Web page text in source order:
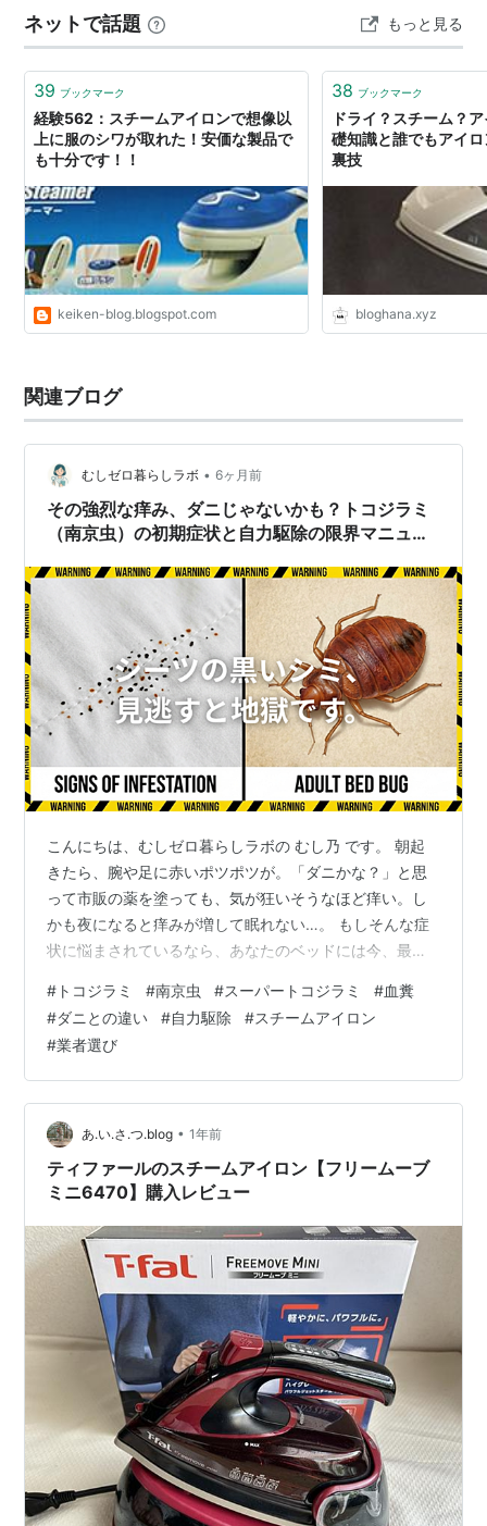
舌の奥の方は上手く磨けておらず、オエッてなるので修
行が必要かなと思い…
ネットで話題 もっと見る
39 ブックマーク
経験562：スチームアイロンで想像以
上に服のシワが取れた！安価な製品で
も十分です！！
keiken-blog.blogspot.com
38 ブックマーク
ドライ？スチーム？
礎知識と誰でもアイ
裏技
bloghana.xyz
関連ブログ
むしゼロ暮らしラボ • 6ヶ月前
その強烈な痒み、ダニじゃないかも？トコジラミ
（南京虫）の初期症状と自力駆除の限界マニュア
こんにちは、むしゼロ暮らしラボの むし乃 です。 朝起
きたら、腕や足に赤いポツポツが。「ダニかな？」と思
って市販の薬を塗っても、気が狂いそうなほど痒い。し
かも夜になると痒みが増して眠れない…。 もしそんな症
状に悩まされているなら、あなたのベッドには今、最も
能性が高いです。 近年、インバウンド（外国人観光客）
の増加に伴い、ホテルや電車から無意識に自宅へ持ち帰
ってしまうケースが爆発的に増えています。さらに絶望
的なことに、現在のトコジラミの大半は普通の殺虫剤が
全く効かない「スーパートコジラミ」に進化していま
す。 この記事では、被害をこれ以上拡大させな…
# トコジラミ #南京虫 #スーパートコジラミ #血糞
#ダニとの違い #自力駆除 #スチームアイロン
#業者選び
あ.い.さ.つ.blog • 1年前
ティファールのスチームアイロン【フリームーブ
ミニ6470】購入レビュー